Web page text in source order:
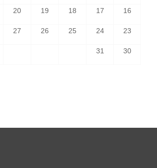
16
17
18
19
20
23
24
25
26
27
30
31